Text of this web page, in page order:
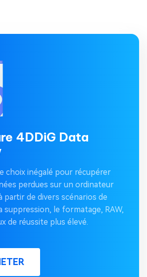
4DDiG Data
choix inégalé pour récupérer
perdues sur un ordinateur
partir de divers scénarios de
suppression, le formatage, RAW,
de réussite plus élevé.